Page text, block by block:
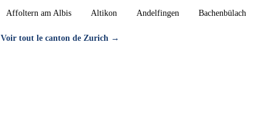
Affoltern am Albis Altikon Andelfingen Bachenbülach
Voir tout le canton de Zurich →